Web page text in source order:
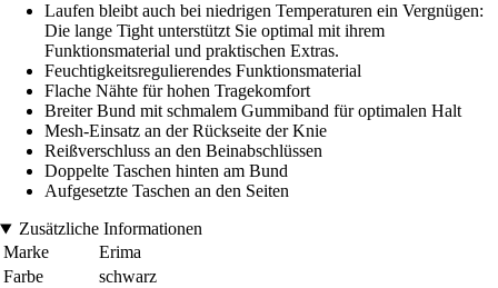
Laufen bleibt auch bei niedrigen Temperaturen ein Vergnügen:
Die lange Tight unterstützt Sie optimal mit ihrem
Funktionsmaterial und praktischen Extras.
Feuchtigkeitsregulierendes Funktionsmaterial
Flache Nähte für hohen Tragekomfort
Breiter Bund mit schmalem Gummiband für optimalen Halt
Mesh-Einsatz an der Rückseite der Knie
Reißverschluss an den Beinabschlüssen
Doppelte Taschen hinten am Bund
Aufgesetzte Taschen an den Seiten
Zusätzliche Informationen
Marke
Erima
Farbe
schwarz